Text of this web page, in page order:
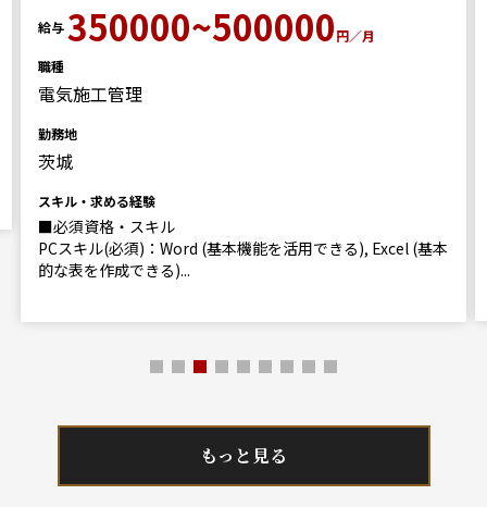
給与350000~500000円／月
職種
電気施工管理
勤務地
茨城
スキル・求める経験
■必須資格・スキル
PCスキル(必須)：Word (基本機能を活用できる), Excel (基本
的な表を作成できる)...
もっと見る